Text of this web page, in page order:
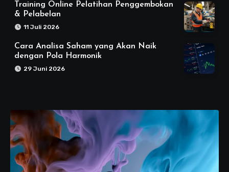
Training Online Pelatihan Penggembokan
& Pelabelan
11 Juli 2026
Cara Analisa Saham yang Akan Naik
dengan Pola Harmonik
29 Juni 2026